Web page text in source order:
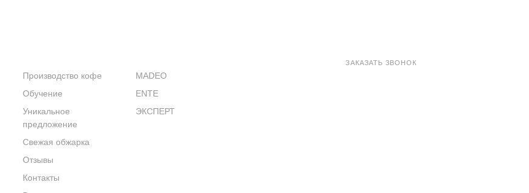
Производство кофе
Обучение
Уникальное
предложение
Свежая обжарка
Отзывы
Контакты
MADEO
ENTE
ЭКСПЕРТ
ЗАКАЗАТЬ ЗВОНОК